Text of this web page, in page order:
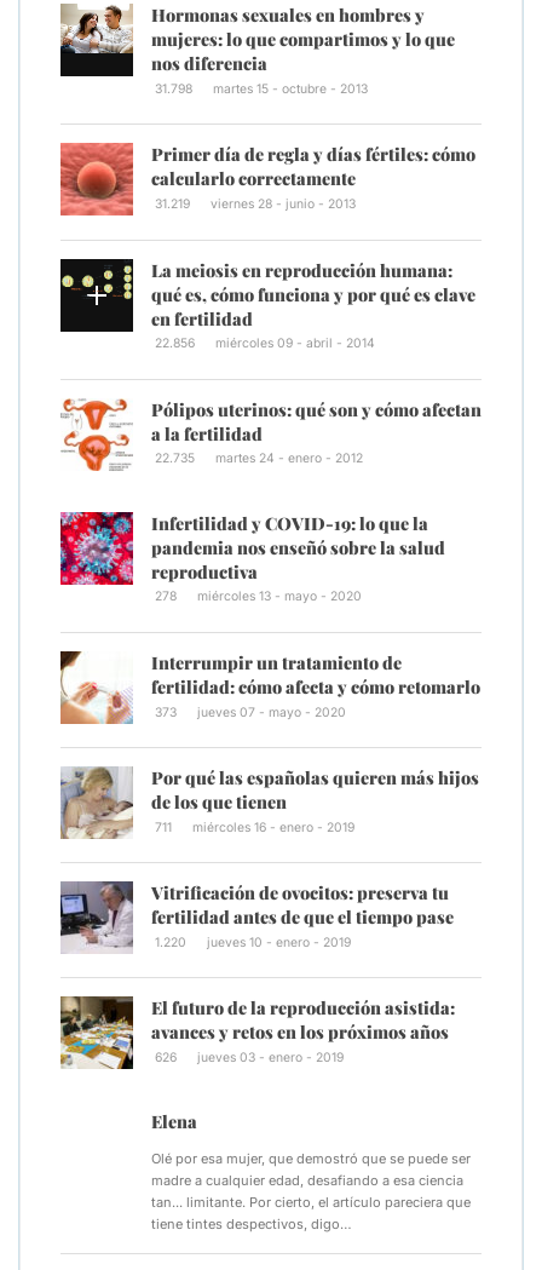
Hormonas sexuales en hombres y
mujeres: lo que compartimos y lo que
nos diferencia
31.798 martes 15 - octubre - 2013
Primer día de regla y días fértiles: cómo
calcularlo correctamente
31.219 viernes 28 - junio - 2013
La meiosis en reproducción humana:
qué es, cómo funciona y por qué es clave
en fertilidad
22.856 miércoles 09 - abril - 2014
Pólipos uterinos: qué son y cómo afectan
a la fertilidad
22.735 martes 24 - enero - 2012
Infertilidad y COVID-19: lo que la
pandemia nos enseñó sobre la salud
reproductiva
278 miércoles 13 - mayo - 2020
Interrumpir un tratamiento de
fertilidad: cómo afecta y cómo retomarlo
373 jueves 07 - mayo - 2020
Por qué las españolas quieren más hijos
de los que tienen
711 miércoles 16 - enero - 2019
Vitrificación de ovocitos: preserva tu
fertilidad antes de que el tiempo pase
1.220 jueves 10 - enero - 2019
El futuro de la reproducción asistida:
avances y retos en los próximos años
626 jueves 03 - enero - 2019
Elena
Olé por esa mujer, que demostró que se puede ser
madre a cualquier edad, desafiando a esa ciencia
tan... limitante. Por cierto, el artículo pareciera que
tiene tintes despectivos, digo…